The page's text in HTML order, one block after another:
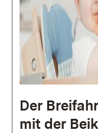
Der
mit der